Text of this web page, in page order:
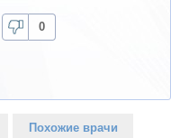
0
Похожие врачи